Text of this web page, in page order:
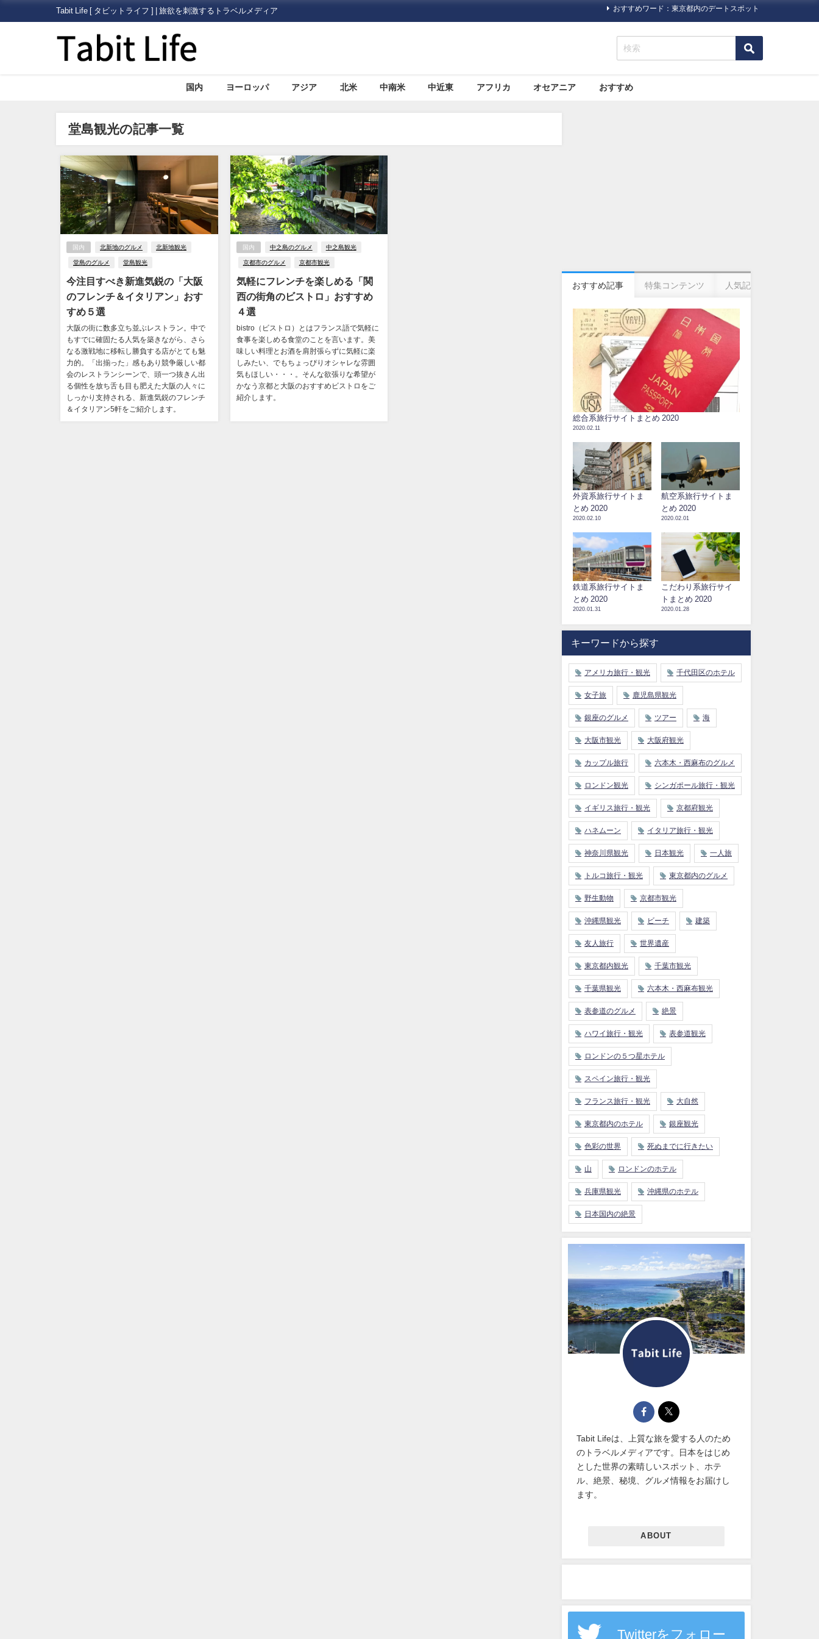
Tabit Life [ タビットライフ ] | 旅欲を刺激するトラベルメディア おすすめワード：東京都内のデートスポット
国内 ヨーロッパ アジア 北米 中南米 中近東 アフリカ オセアニア おすすめ
堂島観光の記事一覧
国内 北新地のグルメ 北新地観光
堂島のグルメ 堂島観光
今注目すべき新進気鋭の「大阪
のフレンチ＆イタリアン」おす
すめ５選
大阪の街に数多立ち並ぶレストラン。中で
もすでに確固たる人気を築きながら、さら
なる激戦地に移転し勝負する店がとても魅
力的。「出揃った」感もあり競争厳しい都
会のレストランシーンで、頭一つ抜きん出
る個性を放ち舌も目も肥えた大阪の人々に
しっかり支持される、新進気鋭のフレンチ
＆イタリアン5軒をご紹介します。
国内 中之島のグルメ 中之島観光
京都市のグルメ 京都市観光
気軽にフレンチを楽しめる「関
西の街角のビストロ」おすすめ
４選
bistro（ビストロ）とはフランス語で気軽に
食事を楽しめる食堂のことを言います。美
味しい料理とお酒を肩肘張らずに気軽に楽
しみたい、でもちょっぴりオシャレな雰囲
気もほしい・・・。そんな欲張りな希望が
かなう京都と大阪のおすすめビストロをご
紹介します。
おすすめ記事 特集コンテンツ 人気記事
総合系旅行サイトまとめ 2020
2020.02.11
外資系旅行サイトま
とめ 2020
2020.02.10
航空系旅行サイトま
とめ 2020
2020.02.01
鉄道系旅行サイトま
とめ 2020
2020.01.31
こだわり系旅行サイ
トまとめ 2020
2020.01.28
キーワードから探す
アメリカ旅行・観光 千代田区のホテル
女子旅 鹿児島県観光
銀座のグルメ ツアー 海
大阪市観光 大阪府観光
カップル旅行 六本木・西麻布のグルメ
ロンドン観光 シンガポール旅行・観光
イギリス旅行・観光 京都府観光
ハネムーン イタリア旅行・観光
神奈川県観光 日本観光 一人旅
トルコ旅行・観光 東京都内のグルメ
野生動物 京都市観光
沖縄県観光 ビーチ 建築
友人旅行 世界遺産
東京都内観光 千葉市観光
千葉県観光 六本木・西麻布観光
表参道のグルメ 絶景
ハワイ旅行・観光 表参道観光
ロンドンの５つ星ホテル
スペイン旅行・観光
フランス旅行・観光 大自然
東京都内のホテル 銀座観光
色彩の世界 死ぬまでに行きたい
山 ロンドンのホテル
兵庫県観光 沖縄県のホテル
日本国内の絶景
Tabit Lifeは、上質な旅を愛する人のため
のトラベルメディアです。日本をはじめ
とした世界の素晴しいスポット、ホテ
ル、絶景、秘境、グルメ情報をお届けし
ます。
ABOUT
Twitterをフォロー